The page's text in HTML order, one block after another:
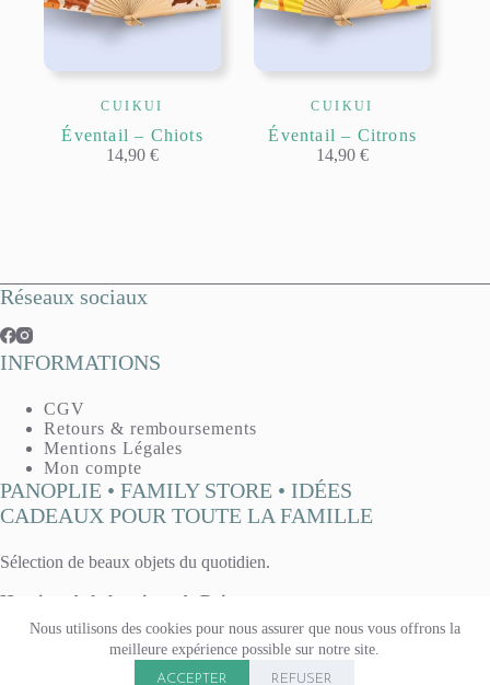
Nous utilisons des cookies pour nous assurer que nous vous offrons la
meilleure expérience possible sur notre site.
ACCEPTER REFUSER
CUIKUI
Éventail – Chiots
14,90€
CUIKUI
Éventail – Citrons
14,90€
Réseaux sociaux
INFORMATIONS
CGV
Retours & remboursements
Mentions Légales
Mon compte
PANOPLIE • FAMILY STORE • IDÉES
CADEAUX POUR TOUTE LA FAMILLE
Sélection de beaux objets du quotidien.
Horaires de la boutique de Reims :
Mardi, mercredi, vendredi : 10h - 13h / 14h30 - 19h
Jeudi : 14h30 - 19h
Samedi 10h - 13h / 14h - 19h
Boutique fermée le lundi & le dimanche.